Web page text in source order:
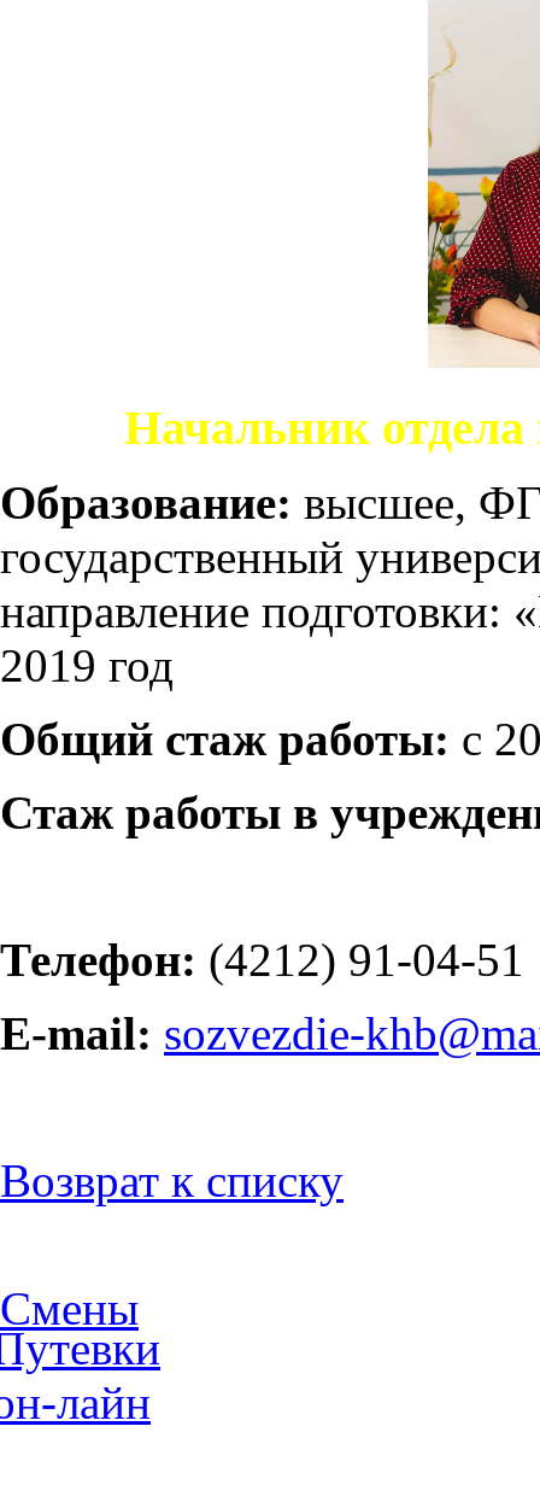
Начальник
Образование: высшее,
государственный
направление подготовки:
2019 год
Общий стаж работы: с
Стаж работы в
Телефон: (4212) 91-04-51
E-mail: sozvezdie-
Возврат к списку
Смены
лайн